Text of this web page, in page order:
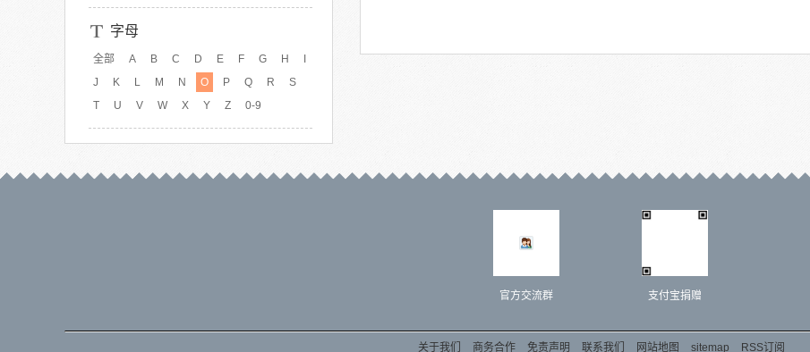
字母
全部 A B C D E F G H
J
K L M N O P Q R
S
T
U V W X Y Z 0-9
官方交流群 支付宝捐赠
关于我们 商务合作 免责声明 联系我们 网站地图 sitemap RSS订阅